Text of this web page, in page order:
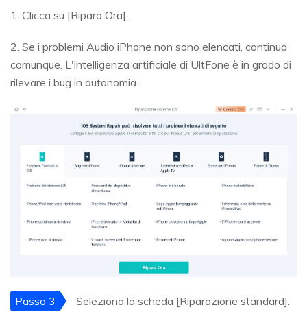
1. Clicca su [Ripara Ora].
2. Se i problemi Audio iPhone non sono elencati, continua
comunque. L'intelligenza artificiale di UltFone è in grado di
rilevare i bug in autonomia.
Passo 3 Seleziona la scheda [Riparazione standard].